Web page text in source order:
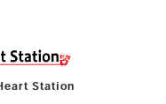
Station